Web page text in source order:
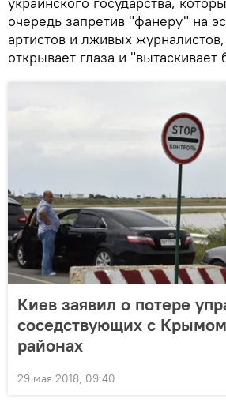
очередь запретив "фанеру" на
артистов и лживых
открывает глаза и
Киев заявил о потере
соседствующих с
районах
29 мая 2018, 09:40